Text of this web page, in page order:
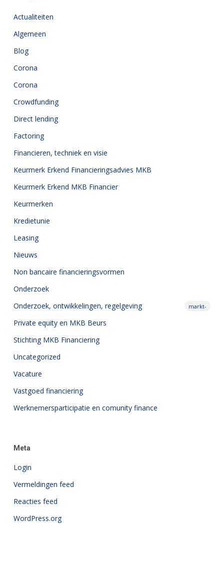
Actualiteiten
Algemeen
Blog
Corona
Corona
Crowdfunding
Direct lending
Factoring
Financieren, techniek en visie
Keurmerk Erkend Financieringsadvies MKB
Keurmerk Erkend MKB Financier
Keurmerken
Kredietunie
Leasing
Nieuws
Non bancaire financieringsvormen
Onderzoek
Onderzoek,
markt-
ontwikkelingen, regelgeving
Private equity en MKB Beurs
Stichting MKB Financiering
Uncategorized
Vacature
Vastgoed financiering
Werknemersparticipatie en comunity finance
Meta
Login
Vermeldingen feed
Reacties feed
WordPress.org